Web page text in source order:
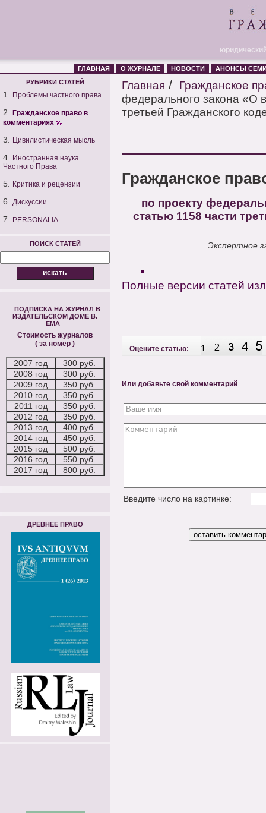
ГЛАВНАЯ О ЖУРНАЛЕ НОВОСТИ
АНОНСЫ
РУБРИКИ СТАТЕЙ
1. Проблемы частного права
2.
Гражданское право в
комментариях
3. Цивилистическая мысль
4.
Иностранная наука
Частного Права
5. Критика и рецензии
6. Дискуссии
7. PERSONALIA
ПОИСК СТАТЕЙ
ПОДПИСКА НА ЖУРНАЛ В
ИЗДАТЕЛЬСКОМ ДОМЕ В.
ЕМА
Стоимость журналов
( за номер )
2007 год
300 руб.
2008 год
300 руб.
2009 год
350 руб.
2010 год
350 руб.
2011 год
350 руб.
2012 год
350 руб.
2013 год
400 руб.
2014 год
450 руб.
2015 год
500 руб.
2016 год
550 руб.
2017 год
800 руб.
ДРЕВНЕЕ ПРАВО
Главная /
Гражданское
федерального закона «О
третьей Гражданского
Гражданское
по проекту
статью 1158 части
Экспертное
Полные версии статей
Оцените статью:
Или добавьте свой комментарий
Введите число на картинке: